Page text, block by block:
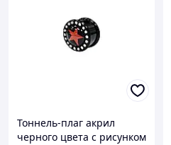
Тоннель-плаг акрил
черного цвета с рисунком